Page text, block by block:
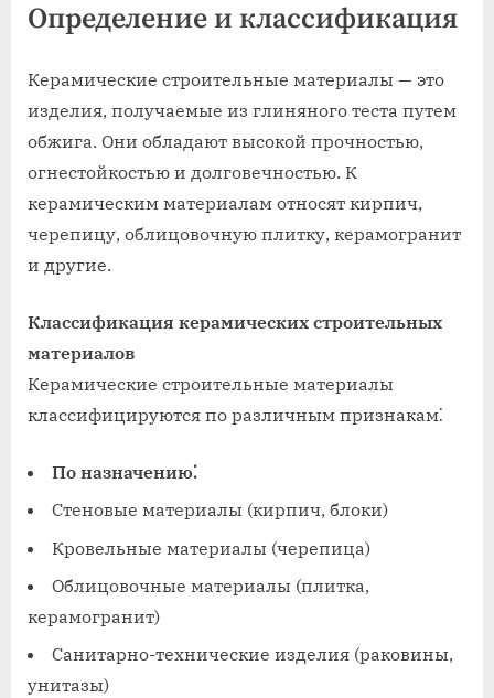
Определение и классификация
Керамические строительные материалы — это
изделия, получаемые из глиняного теста путем
обжига. Они обладают высокой прочностью,
огнестойкостью и долговечностью. К
керамическим материалам относят кирпич,
черепицу, облицовочную плитку, керамогранит
и другие.
Классификация керамических строительных
материалов
Керамические строительные материалы
классифицируются по различным признакам⁚
По назначению⁚
Стеновые материалы (кирпич, блоки)
Кровельные материалы (черепица)
Облицовочные материалы (плитка,
керамогранит)
Санитарно-технические изделия (раковины,
унитазы)